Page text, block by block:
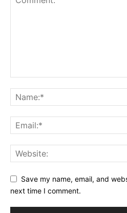
Save my name, email, and
next time I comment.